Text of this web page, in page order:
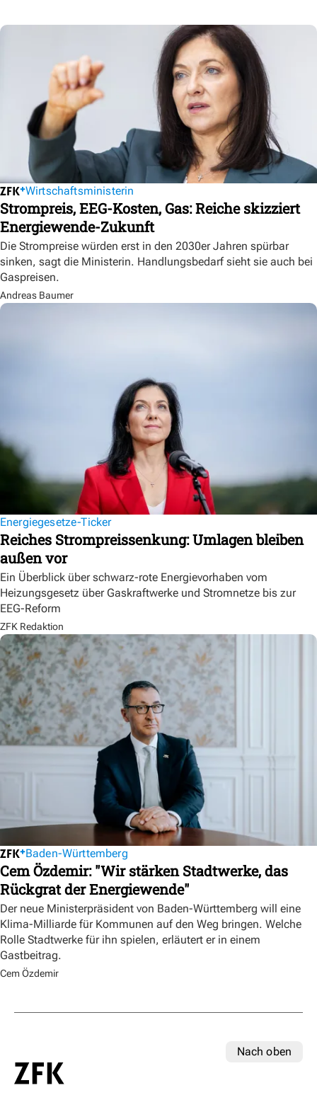
Wirtschaftsministerin
Strompreis, EEG-Kosten, Gas: Reiche skizziert
Energiewende-Zukunft
Die Strompreise würden erst in den 2030er Jahren spürbar
sinken, sagt die Ministerin. Handlungsbedarf sieht sie auch bei
Gaspreisen.
Andreas Baumer
Energiegesetze-Ticker
Reiches Strompreissenkung: Umlagen bleiben
außen vor
Ein Überblick über schwarz-rote Energievorhaben vom
Heizungsgesetz über Gaskraftwerke und Stromnetze bis zur
EEG-Reform
ZFK Redaktion
Baden-Württemberg
Cem Özdemir: "Wir stärken Stadtwerke, das
Rückgrat der Energiewende"
Der neue Ministerpräsident von Baden-Württemberg will eine
Klima-Milliarde für Kommunen auf den Weg bringen. Welche
Rolle Stadtwerke für ihn spielen, erläutert er in einem
Gastbeitrag.
Cem Özdemir
Nach oben